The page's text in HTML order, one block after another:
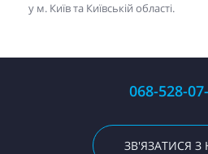
у м. Київ та Київській області.
068-528-
ЗВ'ЯЗАТИСЯ